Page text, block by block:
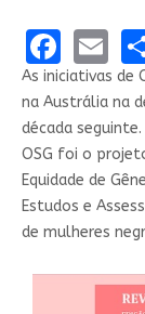
As iniciativas de
na Austrália na
década
OSG foi o
Equidade de
Estudos e
de mulheres